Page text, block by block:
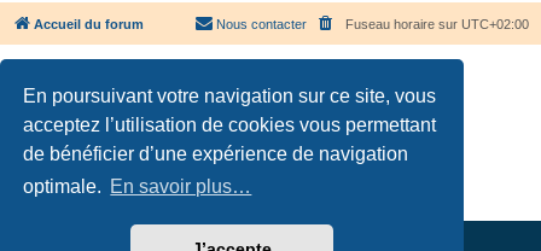
En poursuivant votre navigation sur ce site, vous
acceptez l’utilisation de cookies vous permettant
de bénéficier d’une expérience de navigation
optimale. En savoir plus…
Accueil du forum Fuseau horaire sur UTC+02:00
Nous contacter
Développé parphpBB® Forum Software © phpBB Limited
Confidentialité